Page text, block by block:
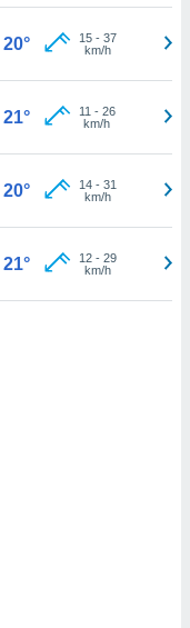
20° 15- 37
km/h
21° 11 - 26
km/h
20° 14- 31
km/h
21° 12- 29
km/h